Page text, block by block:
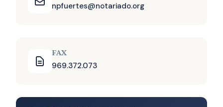
npfuertes@notariado.org
FAX
969.372.073